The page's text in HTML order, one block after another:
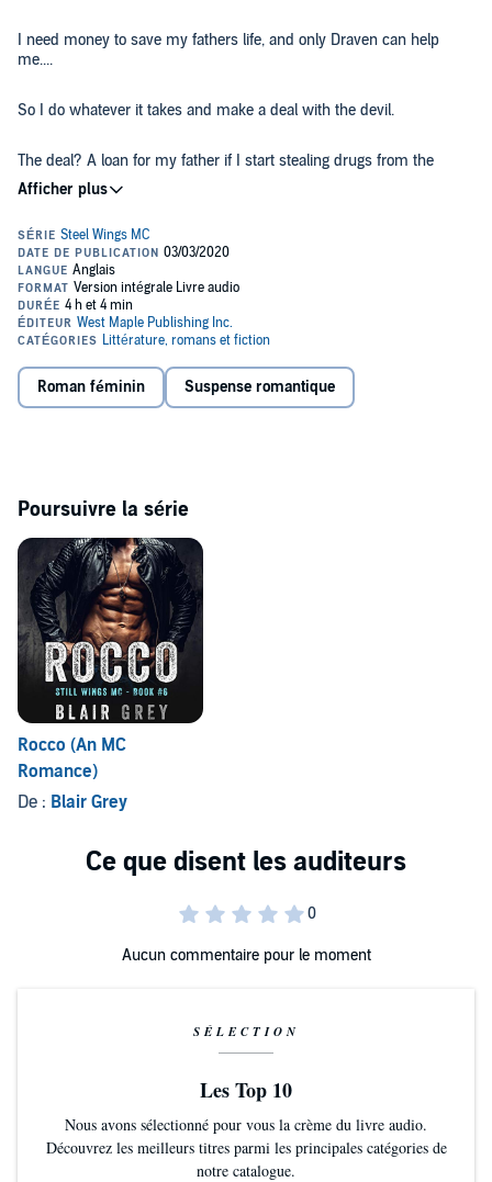
I need money to save my fathers life, and only Draven can help
me....
So I do whatever it takes and make a deal with the devil.
The deal? A loan for my father if I start stealing drugs from the
pharmacy for the club.
I didn't want my life to come to this, but I didn't want to lose my
father.
This will bring danger to my doorstep. Will Draven keep me safe?
©2020 West Maple Publishing, Inc. (P)2020 West Maple Publishing,
Roman féminin
Suspense romantique
Poursuivre la série
Rocco (An MC
Romance)
De : Blair Grey
Aucun commentaire pour le moment
SÉLECTION
Les Top 10
Nous avons sélectionné pour vous la crème du livre audio.
Découvrez les meilleurs titres parmi les principales catégories de
notre catalogue.